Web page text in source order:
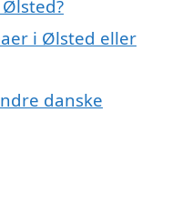
i Ølsted eller
danske